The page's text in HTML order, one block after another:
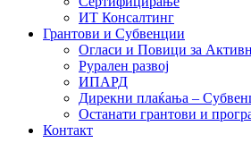
ИТ Консалтинг
Грантови и Субвенции
Огласи и Повици за
Рурален развој
ИПАРД
Дирекни плаќања –
Останати грантови и
Контакт